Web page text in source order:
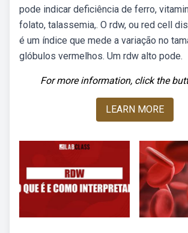
pode indicar deficiência de ferro,
folato, talassemia,. O rdw, ou red cell
é um índice que mede a variação no
glóbulos vermelhos. Um rdw alto pode.
For more information, click the
LEARN MORE